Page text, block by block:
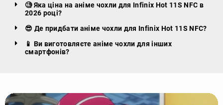
🧐 Яка ціна на аніме чохли для Infinix Hot 11S NFC в
2026 році?
😎 Де придбати аніме чохли для Infinix Hot 11S NFC?
📱 Ви виготовляєте аніме чохли для інших
смартфонів?